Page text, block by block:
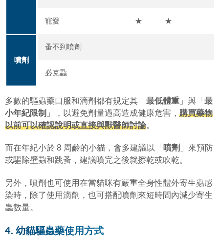
寵愛 ★ ★
噴劑
蚤不到噴劑
必克蝨
多數的驅蟲藥口服和滴劑都有規定其「 最低體重 」與「 最
小年紀限制 」，以避免劑量過高造成健康危害， 購買藥物
以前可以確認說明或直接與獸醫師討論。
而在年紀小於 8 周齡的小貓，會多建議以「 噴劑 」來預防
或驅除壁蝨和跳蚤，建議噴完之後就擦乾或吹乾。
另外，噴劑也可使用在當貓咪有嚴重全身性體外寄生蟲感
染時，除了使用滴劑，也可搭配噴劑來短時間內減少寄生
蟲數量。
4. 幼貓驅蟲藥使用方式